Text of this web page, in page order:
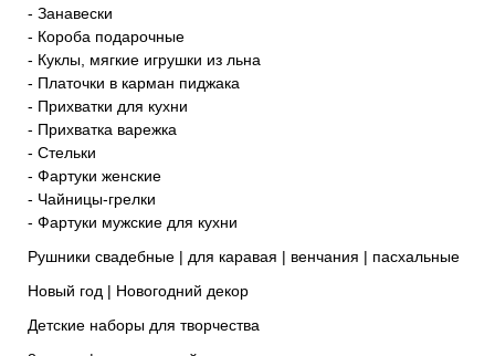
- Занавески
- Короба подарочные
- Куклы, мягкие игрушки из льна
- Платочки в карман пиджака
- Прихватки для кухни
- Прихватка варежка
- Стельки
- Фартуки женские
- Чайницы-грелки
- Фартуки мужские для кухни
Рушники свадебные | для каравая | венчания | пасхальные
Новый год | Новогодний декор
Детские наборы для творчества